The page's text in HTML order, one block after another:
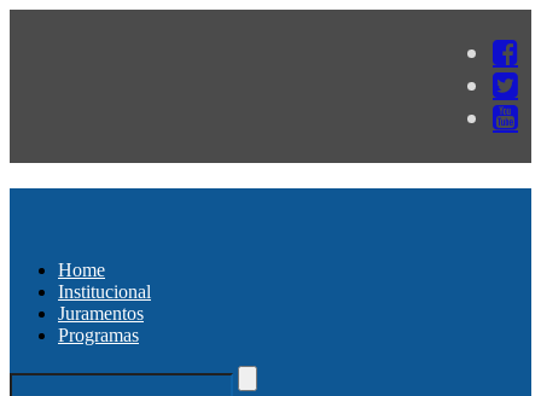
Home
Institucional
Juramentos
Programas